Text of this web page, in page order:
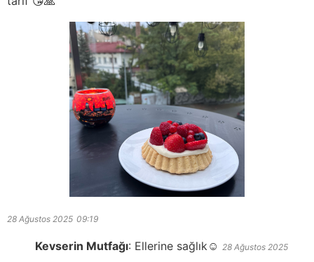
28 Ağustos 2025 09:19
Kevserin Mutfağı: Ellerine sağlık☺️ 28 Ağustos 2025